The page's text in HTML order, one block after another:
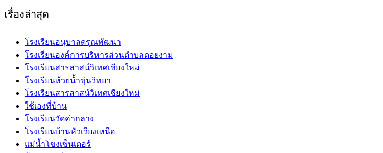
เรื่องล่าสุด
โรงเรียนอนุบาลดรุณพัฒนา
โรงเรียนองค์การบริหารส่วนตำบลดอยงาม
โรงเรียนสารสาสน์วิเทศเชียงใหม่
โรงเรียนห้วยน้ำขุ่นวิทยา
โรงเรียนสารสาสน์วิเทศเชียงใหม่
ใช้เองที่บ้าน
โรงเรียนวัดค่ากลาง
โรงเรียนบ้านหัวเวียงเหนือ
แม่น้ำโขงเซ็นเตอร์